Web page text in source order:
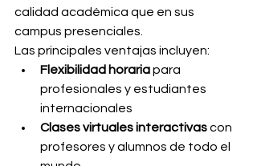
calidad académica que en sus
campus presenciales.
Las principales ventajas incluyen:
Flexibilidad horaria para
profesionales y estudiantes
internacionales
Clases virtuales interactivas con
profesores y alumnos de todo el